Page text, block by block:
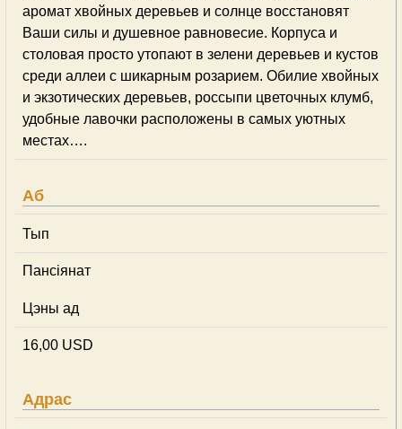
аромат хвойных деревьев и солнце восстановят
Ваши силы и душевное равновесие. Корпуса и
столовая просто утопают в зелени деревьев и кустов
среди аллеи с шикарным розарием. Обилие хвойных
и экзотических деревьев, россыпи цветочных клумб,
удобные лавочки расположены в самых уютных
местах….
Аб
Тып
Пансіянат
Цэны ад
16,00 USD
Адрас